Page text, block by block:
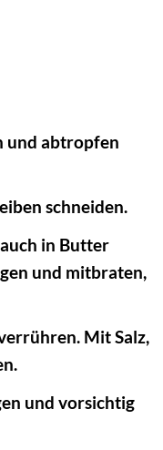
und abtropfen
schneiden.
in Butter
und mitbraten,
Mit Salz,
und vorsichtig